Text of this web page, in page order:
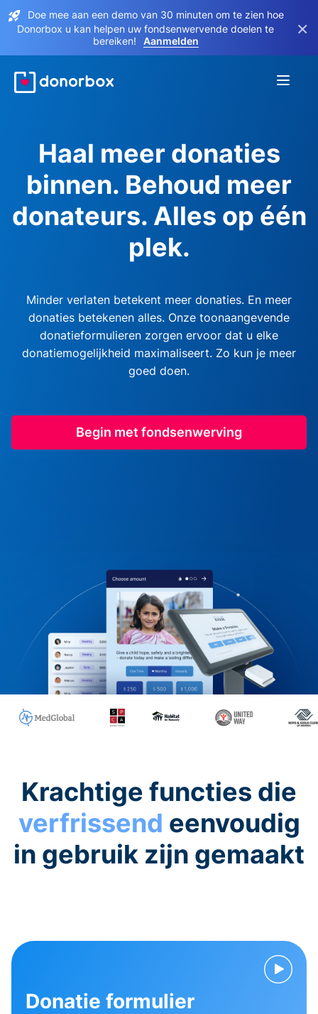
Doe mee aan een demo van 30 minuten om te zien hoe
Donorbox u kan helpen uw fondsenwervende doelen te
bereiken!
Aanmelden
×
Haal meer donaties
binnen. Behoud meer
donateurs. Alles op één
plek.
Minder verlaten betekent meer donaties. En meer
donaties betekenen alles. Onze toonaangevende
donatieformulieren zorgen ervoor dat u elke
donatiemogelijkheid maximaliseert. Zo kun je meer
goed doen.
Begin met fondsenwerving
Krachtige functies die
verfrissend eenvoudig
in gebruik zijn gemaakt
Donatie formulier